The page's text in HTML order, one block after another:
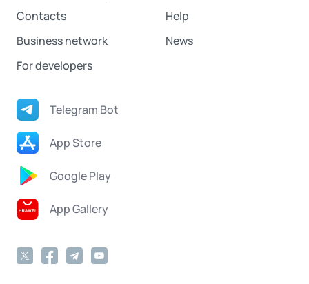
Contacts
Help
Business network
News
For developers
Telegram Bot
App Store
Google Play
App Gallery